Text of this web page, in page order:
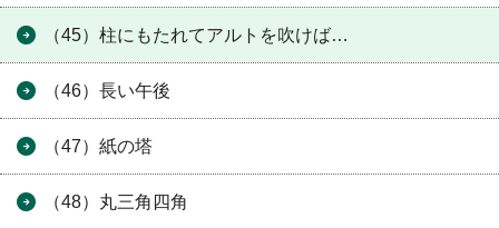
（45）柱にもたれてアルトを吹けば…
（46）長い午後
（47）紙の塔
（48）丸三角四角